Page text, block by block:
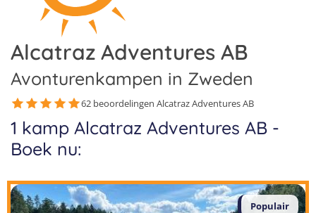
Duitsland
Zweden
Portugal
Frankrijk
Malta
Buitenland
Surfkampen Frankrijk
Surfkampen Spanje
Surfkampen Sri Lanka
Surfkampen Buitenland
Alle Juvigo Taalreizen
Taalvakanties Frans
Taalvakanties Engels
Taalvakanties Spaans
Taalvakanties Nederlands
Taalvakanties Duits
Taalvakanties Italiaans
GROEPSREIZEN
Jongeren
Jongvolwassenen
Volwassenen
Alcatraz Adventures AB
Avonturenkampen in Zweden
62 beoordelingen Alcatraz Adventures AB
1 kamp Alcatraz Adventures AB -
Boek nu:
Populair